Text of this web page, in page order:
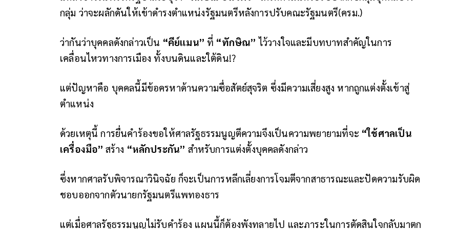
กลุ่ม ว่าจะผลักดันให้เข้าดำรงตำแหน่งรัฐมนตรีหลังการปรับคณะรัฐมนตรี(ครม.)
ว่ากันว่าบุคคลดังกล่าวเป็น “คีย์แมน” ที่ “ทักษิณ” ไว้วางใจและมีบทบาทสำคัญในการ
เคลื่อนไหวทางการเมือง ทั้งบนดินและใต้ดิน!?
แต่ปัญหาคือ บุคคลนี้มีข้อครหาด้านความซื่อสัตย์สุจริต ซึ่งมีความเสี่ยงสูง หากถูกแต่งตั้งเข้าสู่
ตำแหน่ง
ด้วยเหตุนี้ การยื่นคำร้องขอให้ศาลรัฐธรรมนูญตีความจึงเป็นความพยายามที่จะ “ใช้ศาลเป็น
เครื่องมือ” สร้าง “หลักประกัน” สำหรับการแต่งตั้งบุคคลดังกล่าว
ซึ่งหากศาลรับพิจารณาวินิจฉัย ก็จะเป็นการหลีกเลี่ยงการโจมตีจากสาธารณะและปัดความรับผิด
ชอบออกจากตัวนายกรัฐมนตรีแพทองธาร
แต่เมื่อศาลรัฐธรรมนูญไม่รับคำร้อง แผนนี้ก็ต้องพังทลายไป และภาระในการตัดสินใจกลับมาตก